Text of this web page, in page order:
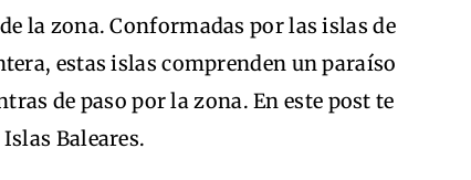
la zona. Conformadas por las islas de
estas islas comprenden un paraíso
de paso por la zona. En este post te
Baleares.